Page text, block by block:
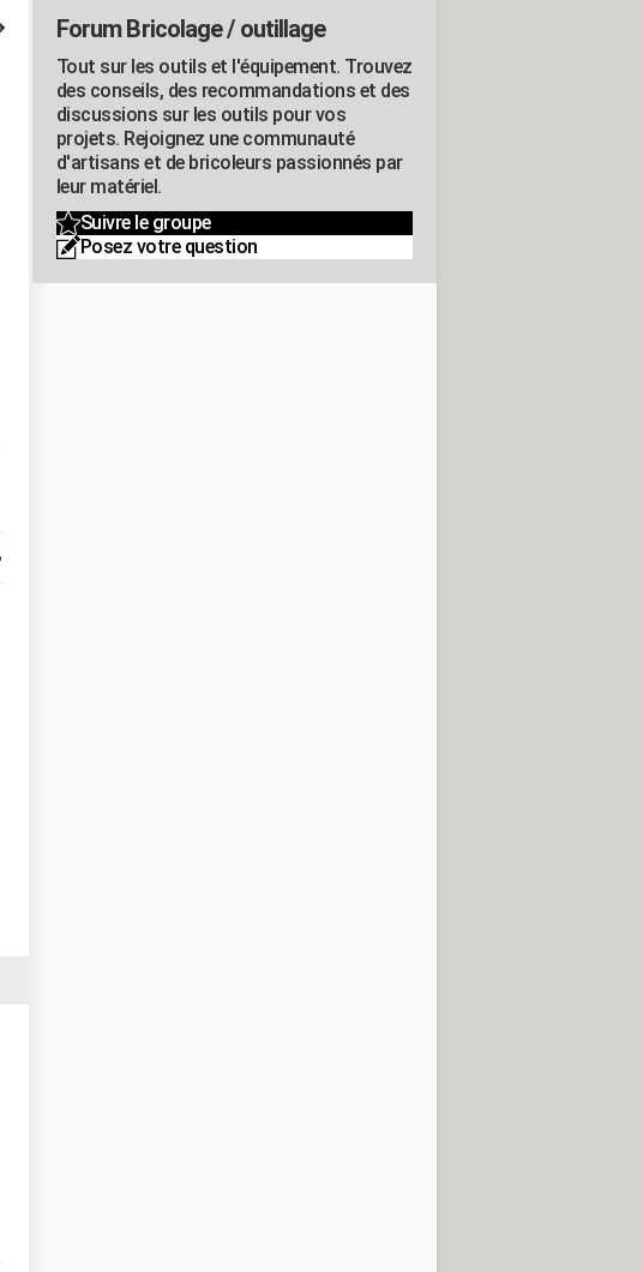
Forum Bricolage / outillage
Tout sur les outils et l'équipement. Trouvez
des conseils, des recommandations et des
discussions sur les outils pour vos
projets. Rejoignez une communauté
d'artisans et de bricoleurs passionnés par
leur matériel.
Suivre le groupe
Posez votre question